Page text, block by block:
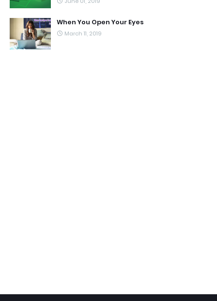
When You Open Your Eyes
March 11, 2019